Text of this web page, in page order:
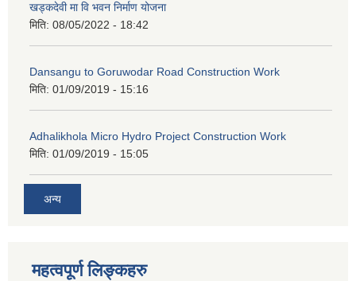
खड्कदेवी मा वि भवन निर्माण योजना
मिति: 08/05/2022 - 18:42
Dansangu to Goruwodar Road Construction Work
मिति: 01/09/2019 - 15:16
Adhalikhola Micro Hydro Project Construction Work
मिति: 01/09/2019 - 15:05
अन्य
महत्वपूर्ण लिङ्कहरु